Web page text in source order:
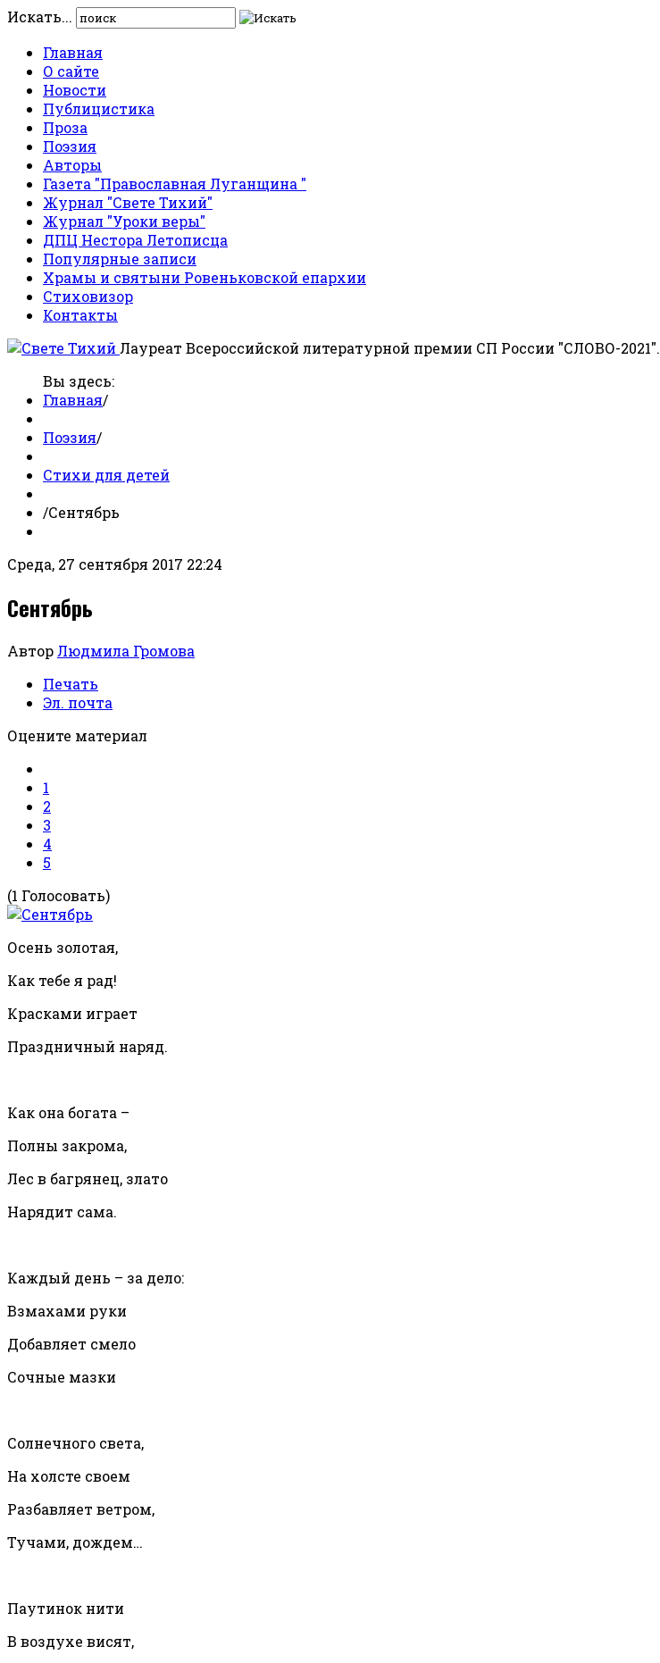
Искать...
Главная
О сайте
Новости
Публицистика
Проза
Поэзия
Авторы
Газета "Православная Луганщина "
Журнал "Свете Тихий"
Журнал "Уроки веры"
ДПЦ Нестора Летописца
Популярные записи
Храмы и святыни Ровеньковской епархии
Стиховизор
Контакты
Лауреат Всероссийской литературной премии СП России "СЛОВО-2021".
Вы здесь:
Главная/
Поэзия/
Стихи для детей
/Сентябрь
Среда, 27 сентября 2017 22:24
Сентябрь
Автор Людмила Громова
Печать
Эл. почта
Оцените материал
1
2
3
4
5
(1 Голосовать)
Осень золотая,
Как тебе я рад!
Красками играет
Праздничный наряд.
Как она богата –
Полны закрома,
Лес в багрянец, злато
Нарядит сама.
Каждый день – за дело:
Взмахами руки
Добавляет смело
Сочные мазки
Солнечного света,
На холсте своем
Разбавляет ветром,
Тучами, дождем…
Паутинок нити
В воздухе висят,